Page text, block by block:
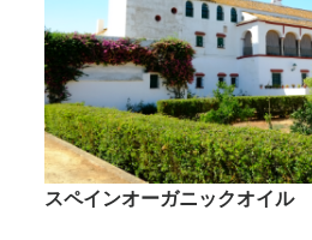
スペインオーガニックオイル